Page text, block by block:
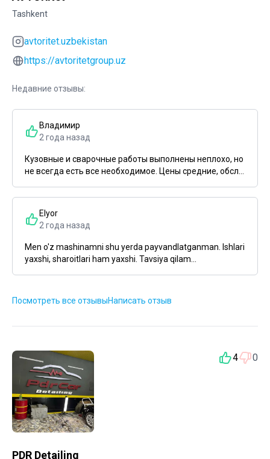
Tashkent
avtoritet.uzbekistan
https://avtoritetgroup.uz
Недавние отзывы:
Владимир
2 года назад
Кузовные и сварочные работы выполнены неплохо, но
не всегда есть все необходимое. Цены средние, обсл...
Elyor
2 года назад
Men o'z mashinamni shu yerda payvandlatganman. Ishlari
yaxshi, sharoitlari ham yaxshi. Tavsiya qilam...
Посмотреть все отзывыНаписать отзыв
4 0
PDR Detailing